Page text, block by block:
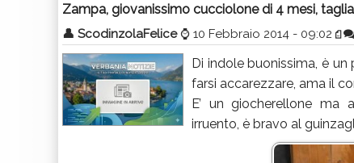
Zampa, giovanissimo cucciolone di 4 mesi,
👤 ScodinzolaFelice ⌚ 10 Febbraio 2014 - 09:02
Di indole buonissima, è un
farsi accarezzare, ama il
E’ un giocherellone ma
irruento, è bravo al